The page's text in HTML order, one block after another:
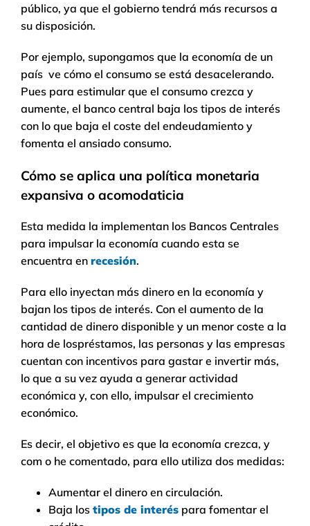
público, ya que el gobierno tendrá más recursos a
su disposición.
Por ejemplo, supongamos que la economía de un
país ve cómo el consumo se está desacelerando.
Pues para estimular que el consumo crezca y
aumente, el banco central baja los tipos de interés
con lo que baja el coste del endeudamiento y
fomenta el ansiado consumo.
Cómo se aplica una política monetaria
expansiva o acomodaticia
Esta medida la implementan los Bancos Centrales
para impulsar la economía cuando esta se
encuentra en recesión.
Para ello inyectan más dinero en la economía y
bajan los tipos de interés. Con el aumento de la
cantidad de dinero disponible y un menor coste a la
hora de lospréstamos, las personas y las empresas
cuentan con incentivos para gastar e invertir más,
lo que a su vez ayuda a generar actividad
económica y, con ello, impulsar el crecimiento
económico.
Es decir, el objetivo es que la economía crezca, y
com o he comentado, para ello utiliza dos medidas:
Aumentar el dinero en circulación.
Baja los tipos de interés para fomentar el